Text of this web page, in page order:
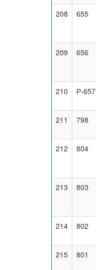
208 655
209 656
210 Р-657
211 798
212 804
213 803
214 802
215 801